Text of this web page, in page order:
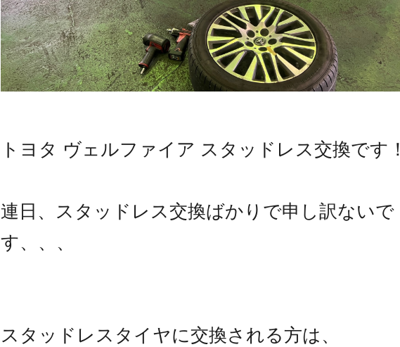
トヨタ ヴェルファイア スタッドレス交換です！
連日、スタッドレス交換ばかりで申し訳ないで
す、、、
スタッドレスタイヤに交換される方は、